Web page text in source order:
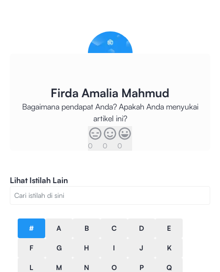
Firda Amalia Mahmud
Bagaimana pendapat Anda? Apakah Anda menyukai
artikel ini?
0 0 0
Lihat Istilah Lain
# A B C D E
F G H I J K
L M N O P Q